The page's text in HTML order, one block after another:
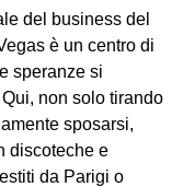
del business del
è un centro di
speranze si
non solo tirando
sposarsi,
discoteche e
da Parigi o